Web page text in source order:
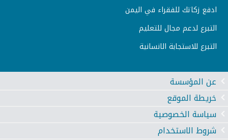
ادفع زكاتك للفقراء في اليمن
التبرع لدعم مجال للتعليم
التبرع للاستجابة الانسانية
عن المؤسسة
خريطة الموقع
سياسة الخصوصية
شروط الاستخدام